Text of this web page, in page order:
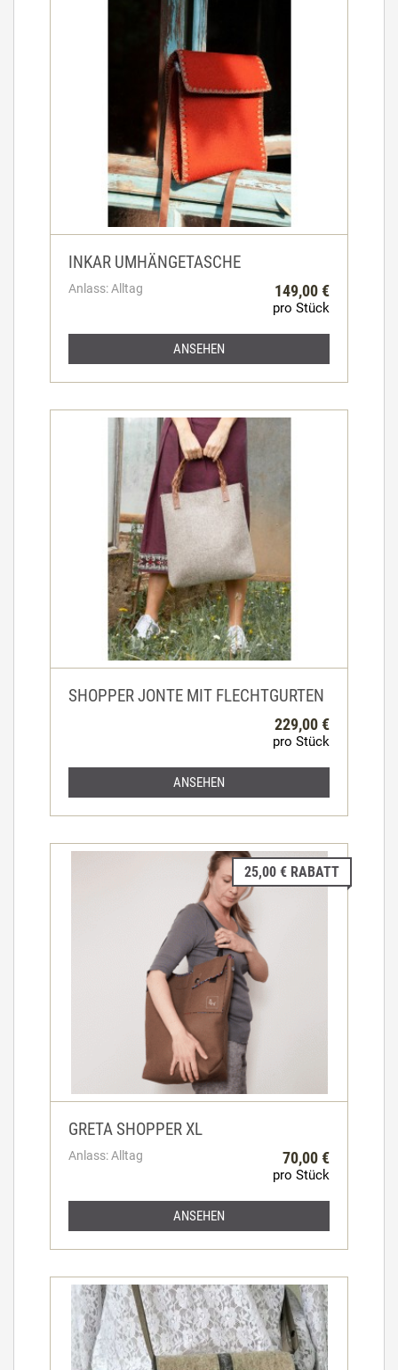
INKAR UMHÄNGETASCHE
Anlass: Alltag 149,00 €
pro Stück
ANSEHEN
SHOPPER JONTE MIT FLECHTGURTEN
229,00 €
pro Stück
ANSEHEN
25,00 € RABATT
GRETA SHOPPER XL
Anlass: Alltag 70,00 €
pro Stück
ANSEHEN